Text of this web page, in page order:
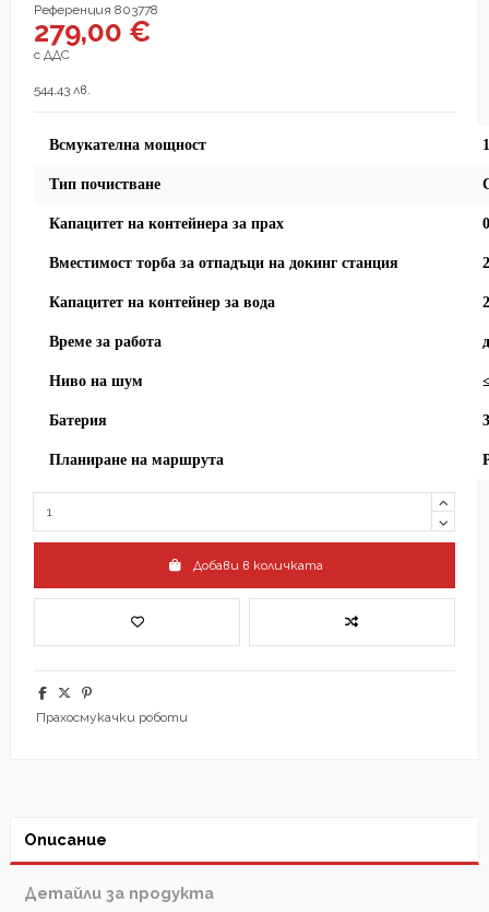
Референция 803778
279,00 €
с ДДС
544,43 лв.
Всмукателна мoщнocт
Tип пoчиcтвaнe
Капацитет на контейнера за прах
Вместимост торба за отпадъци на докинг станция
Капацитет на контейнер за вода
Време за работа
Ниво на шум
Батерия
Планиране на маршрута
Добави в количката
Прахосмукачки роботи
Описание
Детайли за продукта